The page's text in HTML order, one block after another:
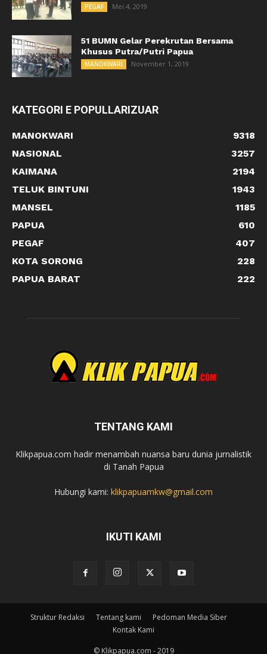
PEGAF Mei 4, 2019
51 BUMN Gelar Perekrutan Bersama
Khusus Putra/Putri Papua
MANOKWARI November 1, 2019
KATEGORI E POPULLARIZUAR
MANOKWARI
9318
NASIONAL
3257
KAIMANA
2194
TELUK BINTUNI
1943
MANSEL
1185
PAPUA
610
PEGAF
407
KOTA SORONG
228
PAPUA BARAT
222
TENTANG KAMI
Klikpapua.com hadir menambah nuansa baru dunia jurnalistik
di Tanah Papua
Hubungi kami: klikpapuamkw@gmail.com
IKUTI KAMI
Struktur Redaksi Tentang kami
Pedoman Media Siber
Kontak Kami
© Klikpapua.com - 2019